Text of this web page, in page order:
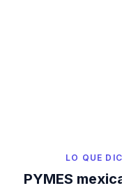
LO QUE
PYMES